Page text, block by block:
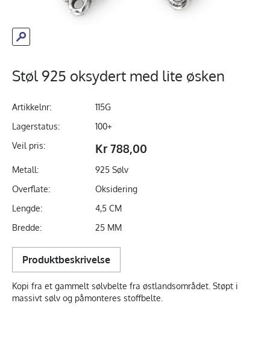
Støl 925 oksydert med lite øsken
Artikkelnr:
115G
Lagerstatus:
100+
Veil pris:
Kr 788,00
Metall:
925 Sølv
Overflate:
Oksidering
Lengde:
4,5 CM
Bredde:
25 MM
Produktbeskrivelse
Kopi fra et gammelt sølvbelte fra østlandsområdet. Støpt i
massivt sølv og påmonteres stoffbelte.